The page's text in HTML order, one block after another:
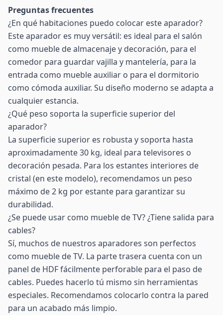
Preguntas frecuentes
¿En qué habitaciones puedo colocar este aparador?
Este aparador es muy versátil: es ideal para el salón
como mueble de almacenaje y decoración, para el
comedor para guardar vajilla y mantelería, para la
entrada como mueble auxiliar o para el dormitorio
como cómoda auxiliar. Su diseño moderno se adapta a
cualquier estancia.
¿Qué peso soporta la superficie superior del
aparador?
La superficie superior es robusta y soporta hasta
aproximadamente 30 kg, ideal para televisores o
decoración pesada. Para los estantes interiores de
cristal (en este modelo), recomendamos un peso
máximo de 2 kg por estante para garantizar su
durabilidad.
¿Se puede usar como mueble de TV? ¿Tiene salida para
cables?
Sí, muchos de nuestros aparadores son perfectos
como mueble de TV. La parte trasera cuenta con un
panel de HDF fácilmente perforable para el paso de
cables. Puedes hacerlo tú mismo sin herramientas
especiales. Recomendamos colocarlo contra la pared
para un acabado más limpio.